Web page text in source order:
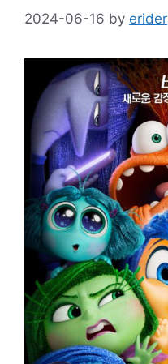
2024-06-16 by erider